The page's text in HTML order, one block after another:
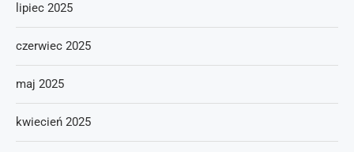
lipiec 2025
czerwiec 2025
maj 2025
kwiecień 2025